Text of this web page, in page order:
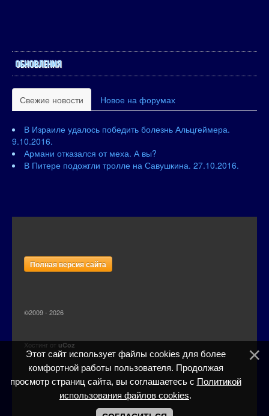
ОБНОВЛЕНИЯ
Свежие новости Новое на форумах
В Израиле удалось победить болезнь Альцгеймера.
9.10.2016.
Армани отказался от меха. А вы?
В Питере подожгли тролле на Савушкина. 27.10.2016.
Полная версия сайта
©2009 - 2026
Хостинг от uCoz
Этот сайт использует файлы cookies для более
комфортной работы пользователя. Продолжая
просмотр страниц сайта, вы соглашаетесь с Политикой
использования файлов cookies.